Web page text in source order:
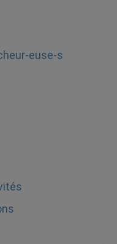
euse-s